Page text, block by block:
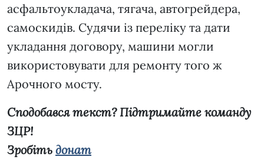
асфальтоукладача, тягача, автогрейдера,
самоскидів. Судячи із переліку та дати
укладання договору, машини могли
використовувати для ремонту того ж
Арочного мосту.
Сподобався текст? Підтримайте команду
ЗЦР!
Зробіть донат